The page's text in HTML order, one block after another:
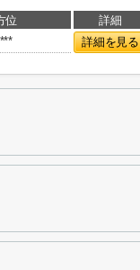
位
詳細
*** 詳細を見る